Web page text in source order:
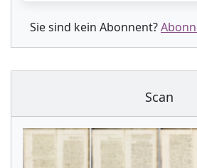
Sie sind kein Abonnent?
Scan